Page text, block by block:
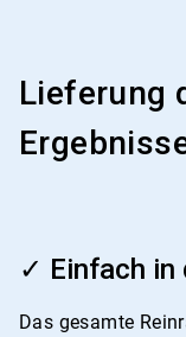
Lieferung
✓ Einfach in
Das gesamte